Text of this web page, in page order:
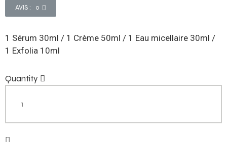
AVIS : 0
1 Sérum 30ml / 1 Crème 50ml / 1 Eau micellaire 30ml /
1 Exfolia 10ml
Quantity